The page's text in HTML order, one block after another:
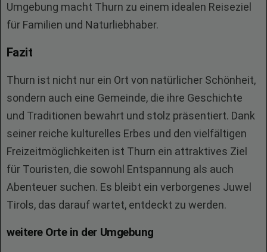
Umgebung macht Thurn zu einem idealen Reiseziel
für Familien und Naturliebhaber.
Fazit
Thurn ist nicht nur ein Ort von natürlicher Schönheit,
sondern auch eine Gemeinde, die ihre Geschichte
und Traditionen bewahrt und stolz präsentiert. Dank
seiner reiche kulturelles Erbes und den vielfältigen
Freizeitmöglichkeiten ist Thurn ein attraktives Ziel
für Touristen, die sowohl Entspannung als auch
Abenteuer suchen. Es bleibt ein verborgenes Juwel
Tirols, das darauf wartet, entdeckt zu werden.
weitere Orte in der Umgebung